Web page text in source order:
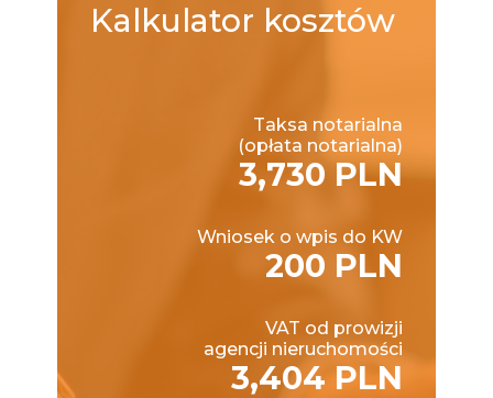
Kalkulator kosztów
Taksa notarialna
(opłata notarialna)
3,730 PLN
Wniosek o wpis do KW
200 PLN
VAT od prowizji
agencji nieruchomości
3,404 PLN